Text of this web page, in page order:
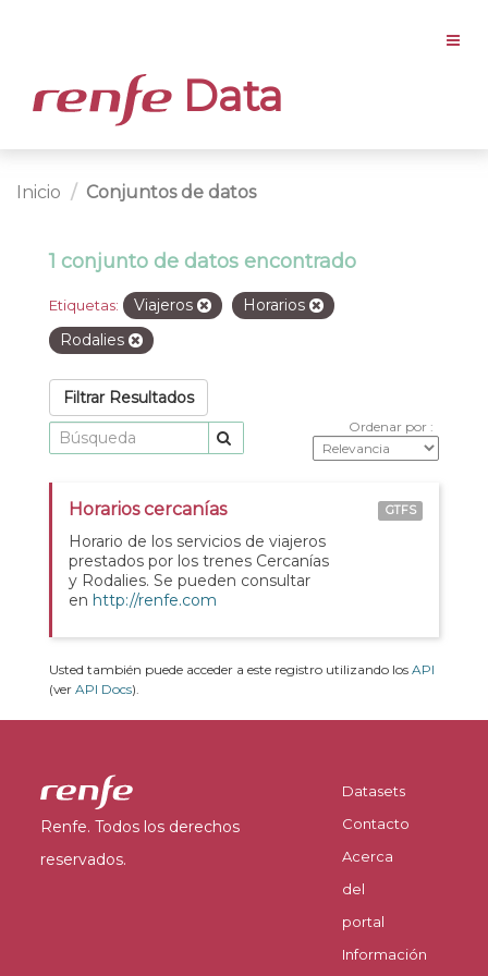
Data
Inicio Conjuntos de datos
1 conjunto de datos encontrado
Etiquetas: Viajeros
Horarios
Rodalies
Filtrar Resultados
Ordenar por
Horarios cercanías
Horario de los servicios de viajeros
prestados por los trenes Cercanías
y Rodalies. Se pueden consultar
en http://renfe.com
GTFS
Usted también puede acceder a este registro utilizando los API
(ver API Docs).
Renfe. Todos los derechos
reservados.
Datasets
Contacto
Acerca
del
portal
Información